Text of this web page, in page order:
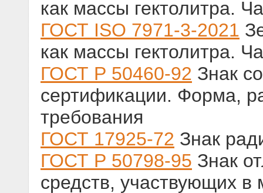
как массы гектолитра.
ГОСТ ISO 7971-3-2021
как массы гектолитра.
ГОСТ Р 50460-92 Знак
сертификации. Форма,
требования
ГОСТ 17925-72 Знак
ГОСТ Р 50798-95 Знак
средств, участвующих